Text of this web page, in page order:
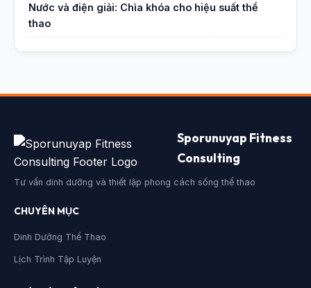
Nước và điện giải: Chìa khóa cho hiệu suất thể
thao
Sporunuyap Fitness
Consulting
Tư vấn dinh dưỡng và thiết lập phong cách sống thể thao
CHUYÊN MỤC
Dinh Dưỡng Thể Thao
Lịch Trình Tập Luyện